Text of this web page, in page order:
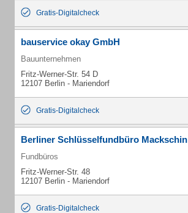
Gratis-Digitalcheck
bauservice okay GmbH
Bauunternehmen
Fritz-Werner-Str. 54 D
12107 Berlin - Mariendorf
Gratis-Digitalcheck
Berliner Schlüsselfundbüro Mackschin
Fundbüros
Fritz-Werner-Str. 48
12107 Berlin - Mariendorf
Gratis-Digitalcheck